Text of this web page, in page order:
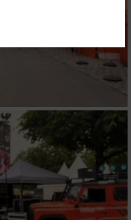
weitergegeben und in die
Auswahl